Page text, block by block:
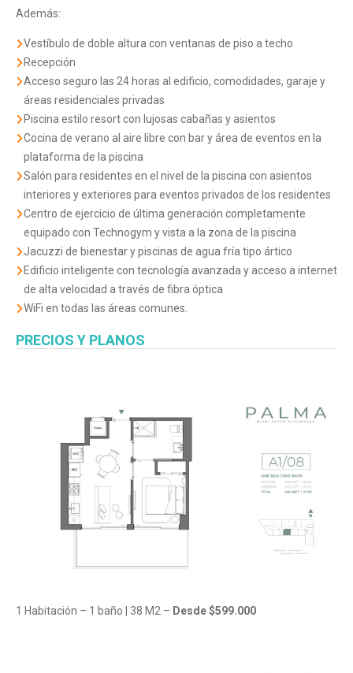
Además:
Vestíbulo de doble altura con ventanas de piso a techo
Recepción
Acceso seguro las 24 horas al edificio, comodidades, garaje y
áreas residenciales privadas
Piscina estilo resort con lujosas cabañas y asientos
Cocina de verano al aire libre con bar y área de eventos en la
plataforma de la piscina
Salón para residentes en el nivel de la piscina con asientos
interiores y exteriores para eventos privados de los residentes
Centro de ejercicio de última generación completamente
equipado con Technogym y vista a la zona de la piscina
Jacuzzi de bienestar y piscinas de agua fría tipo ártico
Edificio inteligente con tecnología avanzada y acceso a internet
de alta velocidad a través de fibra óptica
WiFi en todas las áreas comunes.
PRECIOS Y PLANOS
1 Habitación – 1 baño | 38 M2 – Desde $599.000